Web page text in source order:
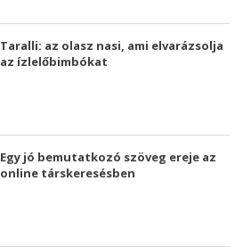
Taralli: az olasz nasi, ami elvarázsolja
az ízlelőbimbókat
Egy jó bemutatkozó szöveg ereje az
online társkeresésben